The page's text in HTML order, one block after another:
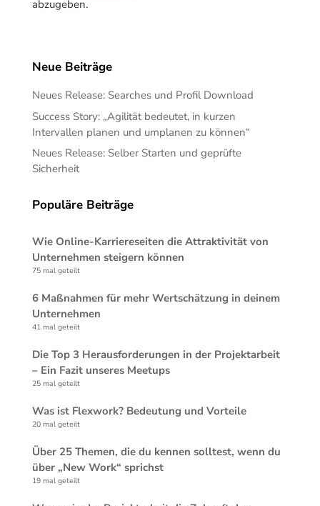
abzugeben.
Neue Beiträge
Neues Release: Searches und Profil Download
Success Story: „Agilität bedeutet, in kurzen
Intervallen planen und umplanen zu können“
Neues Release: Selber Starten und geprüfte
Sicherheit
Populäre Beiträge
Wie Online-Karriereseiten die Attraktivität von
Unternehmen steigern können
75 mal geteilt
6 Maßnahmen für mehr Wertschätzung in deinem
Unternehmen
41 mal geteilt
Die Top 3 Herausforderungen in der Projektarbeit
– Ein Fazit unseres Meetups
25 mal geteilt
Was ist Flexwork? Bedeutung und Vorteile
20 mal geteilt
Über 25 Themen, die du kennen solltest, wenn du
über „New Work“ sprichst
19 mal geteilt